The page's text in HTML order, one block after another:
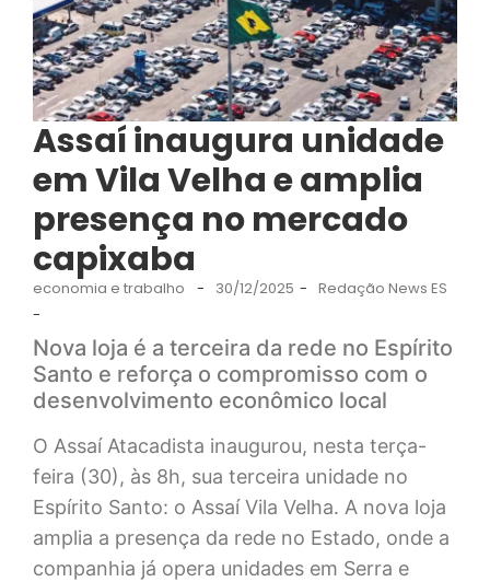
Assaí inaugura unidade
em Vila Velha e amplia
presença no mercado
capixaba
economia e trabalho - 30/12/2025 - Redação News ES
-
Nova loja é a terceira da rede no Espírito
Santo e reforça o compromisso com o
desenvolvimento econômico local
O Assaí Atacadista inaugurou, nesta terça-
feira (30), às 8h, sua terceira unidade no
Espírito Santo: o Assaí Vila Velha. A nova loja
amplia a presença da rede no Estado, onde a
companhia já opera unidades em Serra e